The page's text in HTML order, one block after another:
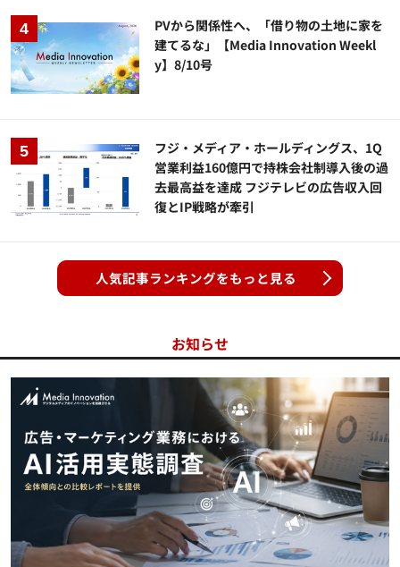
PVから関係性へ、「借り物の土地に家を
建てるな」【Media Innovation Weekl
y】8/10号
フジ・メディア・ホールディングス、1Q
営業利益160億円で持株会社制導入後の過
去最高益を達成 フジテレビの広告収入回
復とIP戦略が牽引
人気記事ランキングをもっと見る
お知らせ